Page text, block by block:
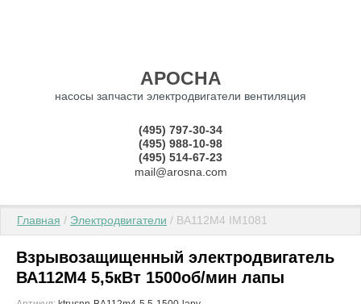
АРОСНА
насосы запчасти электродвигатели вентиляция
(495) 797-30-34
(495) 988-10-98
(495) 514-67-23
mail@arosna.com
Главная / Электродвигатели / ВА112М4 IM1081
Взрывозащищенный электродвигатель
ВА112М4 5,5кВт 1500об/мин лапы